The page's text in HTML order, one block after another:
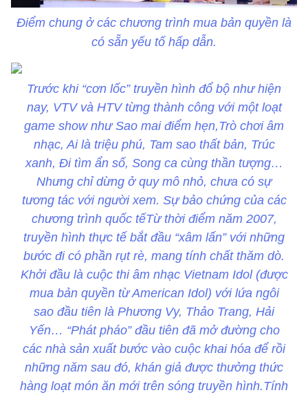
Điểm chung ở các chương trình mua bản quyền là
có sẵn yếu tố hấp dẫn.
Trước khi “cơn lốc” truyền hình đổ bộ như hiện
nay, VTV và HTV từng thành công với một loạt
game show như Sao mai điểm hẹn,Trò chơi âm
nhạc, Ai là triệu phú, Tam sao thất bản, Trúc
xanh, Đi tìm ẩn số, Song ca cùng thần tượng…
Nhưng chỉ dừng ở quy mô nhỏ, chưa có sự
tương tác với người xem. Sự bảo chứng của các
chương trình quốc tếTừ thời điểm năm 2007,
truyền hình thực tế bắt đầu “xâm lấn” với những
bước đi có phần rụt rè, mang tính chất thăm dò.
Khởi đầu là cuộc thi âm nhạc Vietnam Idol (được
mua bản quyền từ American Idol) với lứa ngôi
sao đầu tiên là Phương Vy, Thảo Trang, Hải
Yến… “Phát pháo” đầu tiên đã mở đường cho
các nhà sản xuất bước vào cuộc khai hóa để rồi
những năm sau đó, khán giả được thưởng thức
hàng loạt món ăn mới trên sóng truyền hình.Tính